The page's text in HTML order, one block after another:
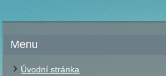
Menu
Úvodní stránka